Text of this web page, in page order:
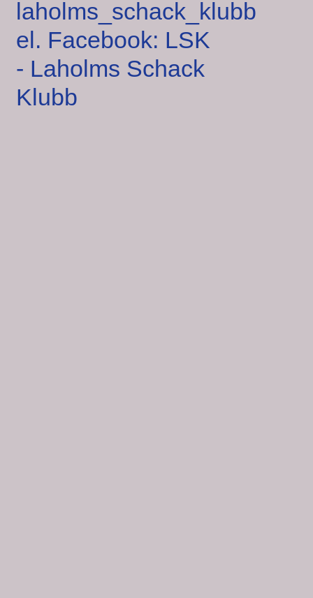
laholms_schack_klubb
el. Facebook: LSK
- Laholms Schack
Klubb